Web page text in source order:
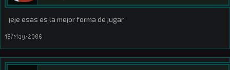
jeje esas es la mejor forma de jugar
18/May/2006